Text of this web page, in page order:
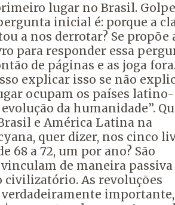
lugar no Brasil.
inicial é: porque a
a nos derrotar? Se propõe
para responder essa
de páginas e as joga
explicar isso se não
ocupam os países latino-
da humanidade”.
e América Latina na
quer dizer, nos cinco
68 a 72, um por ano? São
vinculam de maneira passiva
civilizatório. As revoluções
importante,